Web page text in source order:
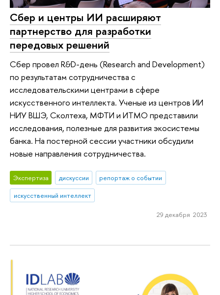
Сбер и центры ИИ расширяют
партнерство для разработки
передовых решений
Сбер провел R&D-день (Research and Development)
по результатам сотрудничества с
исследовательскими центрами в сфере
искусственного интеллекта. Ученые из центров ИИ
НИУ ВШЭ, Сколтеха, МФТИ и ИТМО представили
исследования, полезные для развития экосистемы
банка. На постерной сессии участники обсудили
новые направления сотрудничества.
Экспертиза дискуссии
репортаж о событии
искусственный интеллект
29 декабря 2023